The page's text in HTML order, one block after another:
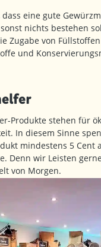
eine gute
nichts bestehen
Zugabe von
und
Produkte stehen für
In diesem Sinne
mindestens 5 Cent
Denn wir Leisten
von Morgen.